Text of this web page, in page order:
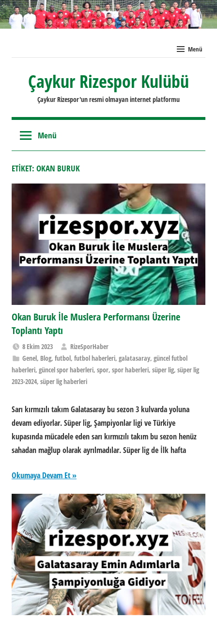
İçeriğe
geç
Menü
Çaykur Rizespor Kulübü
Çaykur Rizespor'un resmi olmayan internet platformu
Menü
ETIKET: OKAN BURUK
Okan Buruk İle Muslera Performansı Üzerine
Toplantı Yaptı
8 Ekim 2023
RizeSporHaber
Genel, Blog,futbol,futbol haberleri,galatasaray,güncel futbol
haberleri, güncel spor haberleri, spor, spor haberleri, süper lig, süper lig
2023-2024, süper lig haberleri
Sarı kırmızılı takım Galatasaray bu sezon 3 kulvarda yoluna
devam ediyorlar. Süper lig, Şampiyonlar ligi ve Türkiye
kupasında mücadele eden sarı kırmızılı takım bu sezon henüz
sahadan mağlup olarak ayrılmadılar. Süper lig de İlk hafta
Okumaya Devam Et